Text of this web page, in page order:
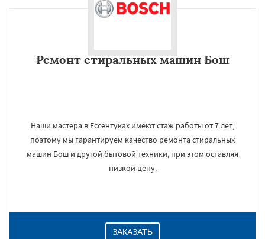
Ремонт стиральных машин Бош
Наши мастера в Ессентуках имеют стаж работы от 7 лет,
поэтому мы гарантируем качество ремонта стиральных
машин Бош и другой бытовой техники, при этом оставляя
низкой цену.
ЗАКАЗАТЬ